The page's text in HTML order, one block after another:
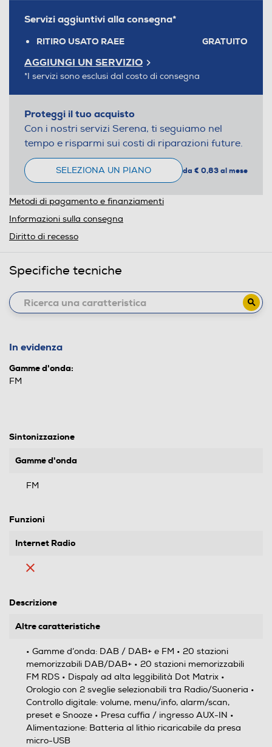
Servizi aggiuntivi alla consegna*
RITIRO USATO RAEE GRATUITO
AGGIUNGI UN SERVIZIO
*I servizi sono esclusi dal costo di consegna
Proteggi il tuo acquisto
Con i nostri servizi Serena, ti seguiamo nel
tempo e risparmi sui costi di riparazioni future.
SELEZIONA UN PIANO da € 0,83 al mese
Metodi di pagamento e finanziamenti
Informazioni sulla consegna
Diritto di recesso
Specifiche tecniche
In evidenza
Gamme d'onda:
FM
Sintonizzazione
Gamme d'onda
FM
Funzioni
Internet Radio
Descrizione
Altre caratteristiche
• Gamme d’onda: DAB / DAB+ e FM • 20 stazioni
memorizzabili DAB/DAB+ • 20 stazioni memorizzabili
FM RDS • Dispaly ad alta leggibilità Dot Matrix •
Orologio con 2 sveglie selezionabili tra Radio/Suoneria •
Controllo digitale: volume, menu/info, alarm/scan,
preset e Snooze • Presa cuffia / ingresso AUX-IN •
Alimentazione: Batteria al lithio ricaricabile da presa
micro-USB